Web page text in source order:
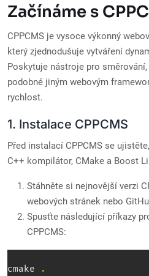
Začínáme s
CPPCMS je vysoce výkonný
který zjednodušuje vytváření
Poskytuje nástroje pro
podobné jiným webovým
rychlost.
1. Instalace CPPCMS
Před instalací CPPCMS se
C++ kompilátor, CMake a Boost
Stáhněte si nejnovější verzi
webových stránek nebo
Spusťte následující příkazy
CPPCMS:
cmake
.